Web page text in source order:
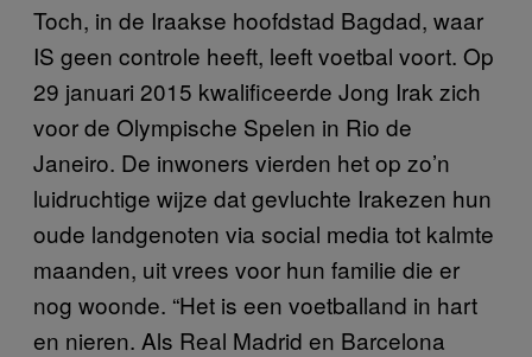
Toch, in de Iraakse hoofdstad Bagdad, waar
IS geen controle heeft, leeft voetbal voort. Op
29 januari 2015 kwalificeerde Jong Irak zich
voor de Olympische Spelen in Rio de
Janeiro. De inwoners vierden het op zo’n
luidruchtige wijze dat gevluchte Irakezen hun
oude landgenoten via social media tot kalmte
maanden, uit vrees voor hun familie die er
nog woonde. “Het is een voetballand in hart
en nieren. Als Real Madrid en Barcelona